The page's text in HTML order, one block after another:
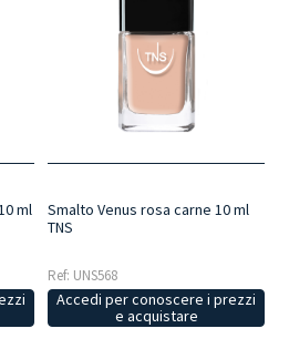
ml
Smalto Venus rosa carne 10 ml
TNS
Ref: UNS568
Accedi per conoscere i prezzi
e acquistare